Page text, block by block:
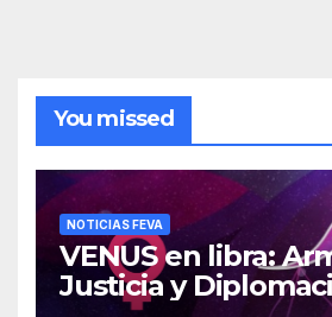
You missed
NOTICIAS FEVA
VENUS en libra:
Justicia y